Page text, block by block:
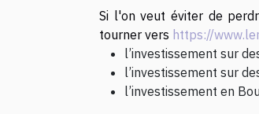
Si l'on veut éviter de
tourner vers https://
l’investissement sur
l’investissement sur
l’investissement en